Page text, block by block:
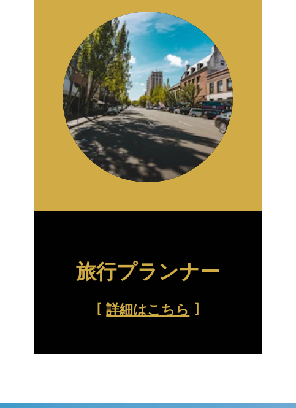
旅行プランナー
詳細はこちら